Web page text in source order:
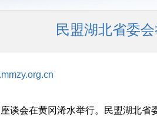
民盟湖北省委
谈会在黄冈浠水举行。民盟湖北